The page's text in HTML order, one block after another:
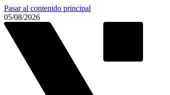
Pasar al contenido principal
05/08/2026